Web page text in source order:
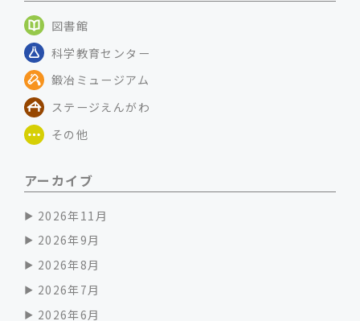
図書館
科学教育センター
鍛冶ミュージアム
ステージえんがわ
その他
アーカイブ
2026年11月
2026年9月
2026年8月
2026年7月
2026年6月